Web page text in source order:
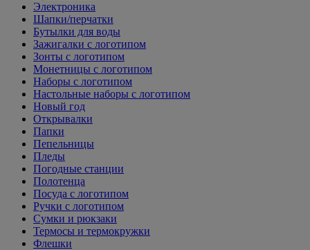
Электроника
Шапки/перчатки
Бутылки для воды
Зажигалки с логотипом
Зонты с логотипом
Монетницы с логотипом
Наборы с логотипом
Настольные наборы с логотипом
Новый год
Открывалки
Папки
Пепельницы
Пледы
Погодные станции
Полотенца
Посуда с логотипом
Ручки с логотипом
Сумки и рюкзаки
Термосы и термокружки
Флешки